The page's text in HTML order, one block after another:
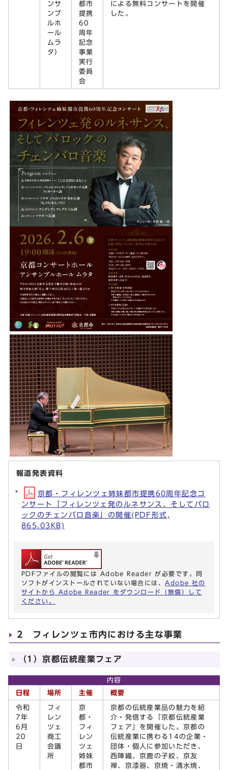
ンサ
ンブ
ルホ
ール
ムラ
タ）
都市
提携
60
周年
記念
事業
実行
委員
会
による無料コンサートを開催
した。
報道発表資料
京都・フィレンツェ姉妹都市提携60周年記念コ
ンサート「フィレンツェ発のルネサンス、そしてバロ
ックのチェンバロ音楽」の開催(PDF形式,
865.03KB)
PDFファイルの閲覧には Adobe Reader が必要です。同
ソフトがインストールされていない場合には、Adobe 社の
サイトから Adobe Reader をダウンロード（無償）して
ください。
2 フィレンツェ市内における主な事業
（1）京都伝統産業フェア
内容
日程
場所 主催 概要
令和
7年
6月
20
日
フィ
レン
ツェ
商工
会議
所
京
都・
フィ
レン
ツェ
姉妹
都市
京都の伝統産業品の魅力を紹
介・発信する「京都伝統産業
フェア」を開催した。京都の
伝統産業に携わる14の企業・
団体・個人に参加いただき、
西陣織、京鹿の子絞、京友
禅、京漆器、京焼・清水焼、